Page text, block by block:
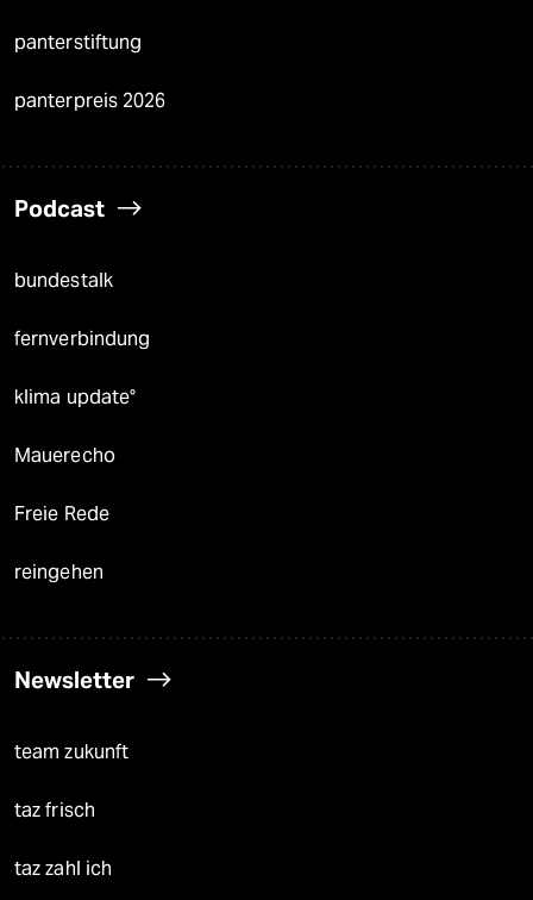
panterstiftung
panterpreis 2026
Podcast
bundestalk
fernverbindung
klima update°
Mauerecho
Freie Rede
reingehen
Newsletter
team zukunft
taz frisch
taz zahl ich